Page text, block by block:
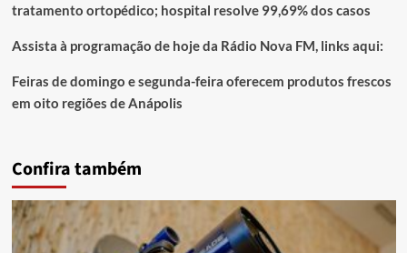
tratamento ortopédico; hospital resolve 99,69% dos casos
Assista à programação de hoje da Rádio Nova FM, links aqui:
Feiras de domingo e segunda-feira oferecem produtos frescos
em oito regiões de Anápolis
Confira também